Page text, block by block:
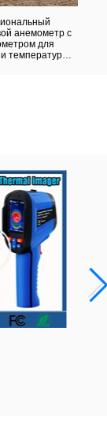
анемометр с
для
температуры